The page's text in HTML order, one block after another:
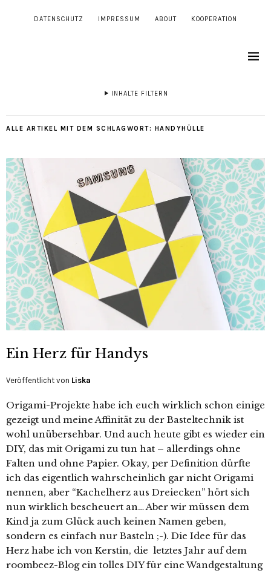
DATENSCHUTZ IMPRESSUM ABOUT KOOPERATION
INHALTE FILTERN
ALLE ARTIKEL MIT DEM SCHLAGWORT: HANDYHÜLLE
Ein Herz für Handys
Veröffentlicht von Liska
Origami-Projekte habe ich euch wirklich schon einige
gezeigt und meine Affinität zu der Basteltechnik ist
wohl unübersehbar. Und auch heute gibt es wieder ein
DIY, das mit Origami zu tun hat – allerdings ohne
Falten und ohne Papier. Okay, per Definition dürfte
ich das eigentlich wahrscheinlich gar nicht Origami
nennen, aber “Kachelherz aus Dreiecken” hört sich
nun wirklich bescheuert an… Aber wir müssen dem
Kind ja zum Glück auch keinen Namen geben,
sondern es einfach nur Basteln ;-). Die Idee für das
Herz habe ich von Kerstin, die letztes Jahr auf dem
roombeez-Blog ein tolles DIY für eine Wandgestaltung